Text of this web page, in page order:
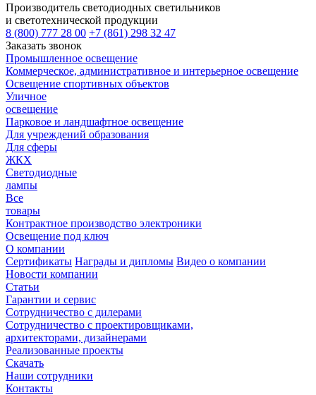
Производитель светодиодных светильников
и светотехнической продукции
8 (800) 777 28 00 +7 (861) 298 32 47
Заказать звонок
Промышленное освещение
Коммерческое, административное и интерьерное освещение
Освещение спортивных объектов
Уличное
освещение
Парковое и ландшафтное освещение
Для учреждений образования
Для сферы
ЖКХ
Светодиодные
лампы
Все
товары
Контрактное производство электроники
Освещение под ключ
О компании
Сертификаты Награды и дипломы Видео о компании
Новости компании
Статьи
Гарантии и сервис
Сотрудничество с дилерами
Сотрудничество с проектировщиками,
архитекторами, дизайнерами
Реализованные проекты
Скачать
Наши сотрудники
Контакты